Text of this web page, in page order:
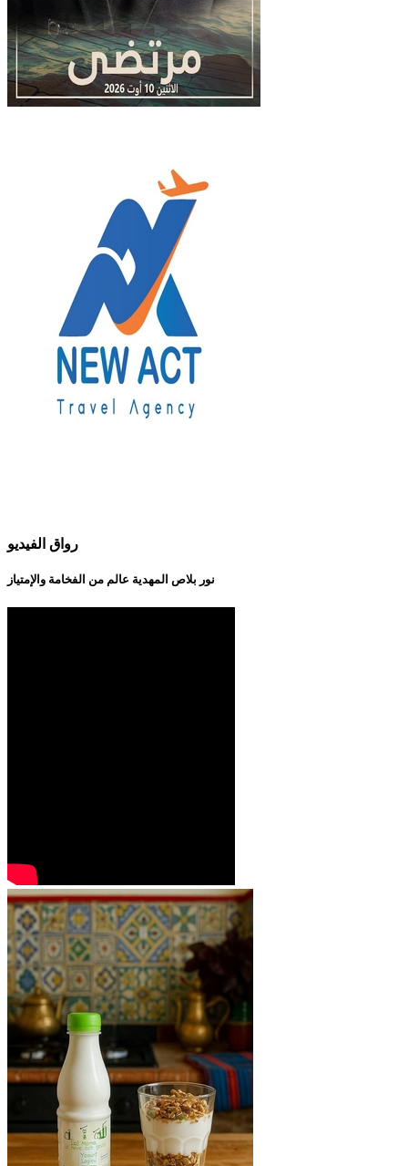
رواق الفيديو
نور بلاص المهدية عالم من الفخامة والإمتياز